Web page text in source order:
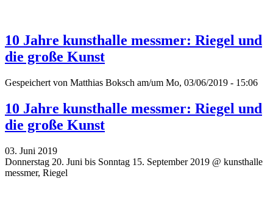
10 Jahre kunsthalle messmer: Riegel und
die große Kunst
Gespeichert von Matthias Boksch am/um Mo, 03/06/2019 - 15:06
10 Jahre kunsthalle messmer: Riegel und
die große Kunst
03. Juni 2019
Donnerstag 20. Juni bis Sonntag 15. September 2019 @ kunsthalle
messmer, Riegel